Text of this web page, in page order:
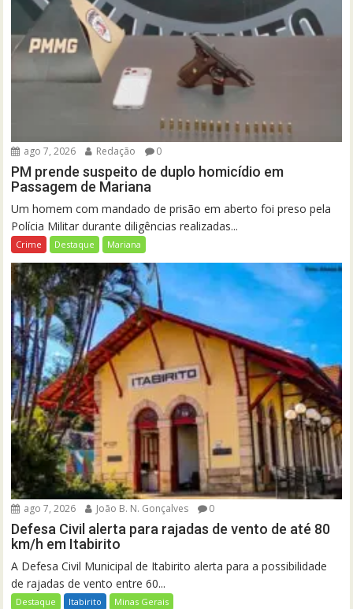
ago 7, 2026 Redação 0
PM prende suspeito de duplo homicídio em
Passagem de Mariana
Um homem com mandado de prisão em aberto foi preso pela
Polícia Militar durante diligências realizadas...
Crime Destaque Mariana
ago 7, 2026 João B. N. Gonçalves 0
Defesa Civil alerta para rajadas de vento de até 80
km/h em Itabirito
A Defesa Civil Municipal de Itabirito alerta para a possibilidade
de rajadas de vento entre 60...
Destaque Itabirito Minas Gerais